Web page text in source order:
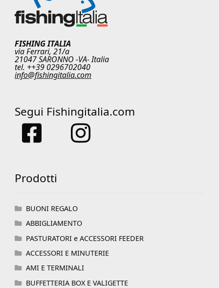
FISHING ITALIA
via Ferrari, 21/a
21047 SARONNO -VA- Italia
tel. ++39 0296702040
info@fishingitalia.com
Segui Fishingitalia.com
Prodotti
BUONI REGALO
ABBIGLIAMENTO
PASTURATORI e ACCESSORI FEEDER
ACCESSORI E MINUTERIE
AMI E TERMINALI
BUFFETTERIA BOX E VALIGETTE